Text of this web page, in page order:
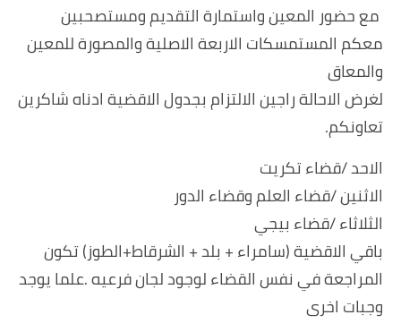
مع حضور المعين واستمارة التقديم ومستصحبين
معكم المستمسكات الاربعة الاصلية والمصورة للمعين
والمعاق
لغرض الاحالة راجين الالتزام بجدول الاقضية ادناه شاكرين
تعاونكم.
الاحد /قضاء تكريت
الاثنين /قضاء العلم وقضاء الدور
الثلاثاء /قضاء بيجي
باقي الاقضية (سامراء + بلد + الشرقاط+الطوز) تكون
المراجعة في نفس القضاء لوجود لجان فرعيه .علما يوجد
وجبات اخرى